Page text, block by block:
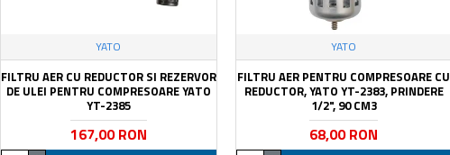
YATO
FILTRU AER CU REDUCTOR SI REZERVOR
DE ULEI PENTRU COMPRESOARE YATO
YT-2385
167,00 RON
YATO
FILTRU AER PENTRU COMPRESOARE CU
REDUCTOR, YATO YT-2383, PRINDERE
1/2", 90 CM3
68,00 RON